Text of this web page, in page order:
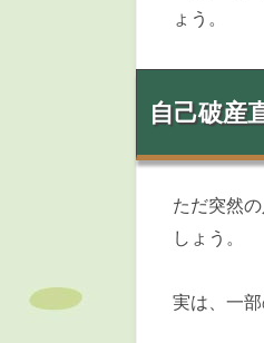
ょう。
自己破産
ただ突然
しょう。
実は、一